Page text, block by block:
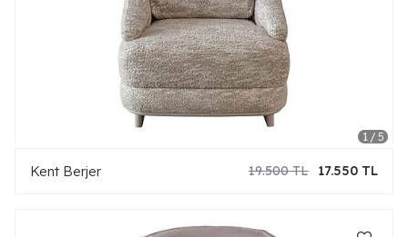
Kent Berjer 17.550 TL
19.500 TL